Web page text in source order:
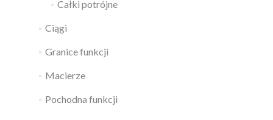
Całki potrójne
Ciągi
Granice funkcji
Macierze
Pochodna funkcji